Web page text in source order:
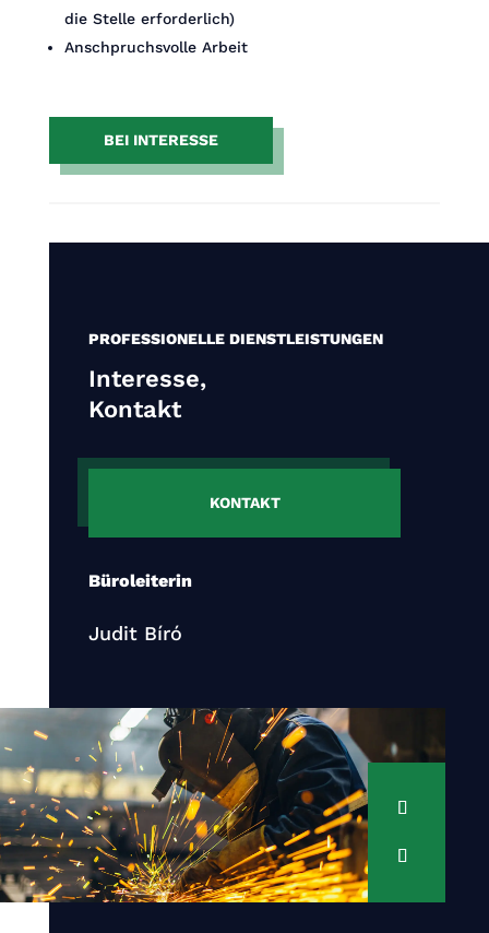
die Stelle erforderlich)
Anschpruchsvolle Arbeit
BEI INTERESSE
PROFESSIONELLE DIENSTLEISTUNGEN
Interesse,
Kontakt
KONTAKT
Büroleiterin
Judit Bíró